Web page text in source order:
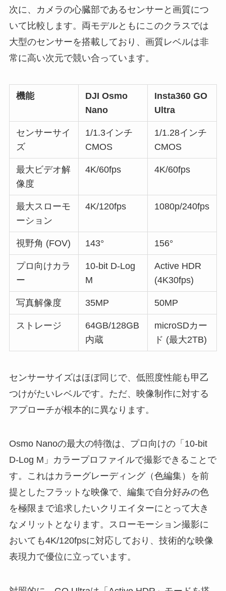
次に、カメラの心臓部であるセンサーと画質につ
いて比較します。両モデルともにこのクラスでは
大型のセンサーを搭載しており、画質レベルは非
常に高い次元で競い合っています。
機能
DJI Osmo
Nano
Insta360 GO
Ultra
センサーサイ
ズ
1/1.3インチ
CMOS
1/1.28インチ
CMOS
最大ビデオ解
像度
4K/60fps 4K/60fps
最大スローモ
ーション
4K/120fps 1080p/240fps
視野角 (FOV) 143° 156°
プロ向けカラ
ー
10-bit D-Log
M
Active HDR
(4K30fps)
写真解像度 35MP 50MP
ストレージ
64GB/128GB
内蔵
microSDカー
ド (最大2TB)
センサーサイズはほぼ同じで、低照度性能も甲乙
つけがたいレベルです。ただ、映像制作に対する
アプローチが根本的に異なります。
Osmo Nanoの最大の特徴は、プロ向けの「10-bit
D-Log M」カラープロファイルで撮影できることで
す。これはカラーグレーディング（色編集）を前
提としたフラットな映像で、編集で自分好みの色
を極限まで追求したいクリエイターにとって大き
なメリットとなります。スローモーション撮影に
おいても4K/120fpsに対応しており、技術的な映像
表現力で優位に立っています。